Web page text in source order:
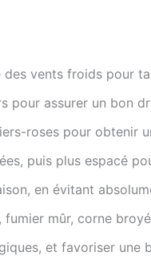
vents froids pour
pour assurer un bon
roses pour obtenir
puis plus espacé
en évitant
mûr, corne
et favoriser une